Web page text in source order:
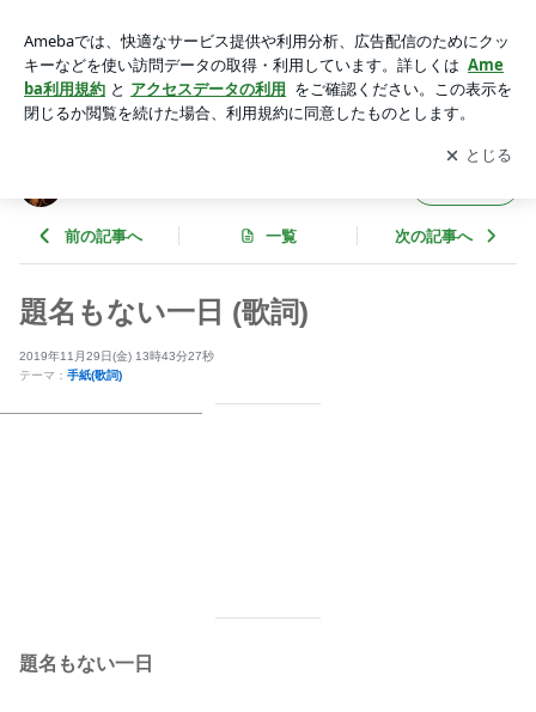
OOK」Powered by Ameba
アプリをダウンロードして ブログの更新通知
を受け取りまし
ょう。
開く
前の記事へ 一覧 次の記事へ
題名もない一日 (歌詞)
2019年11月29日(金) 13時43分27秒
テーマ： 手紙(歌詞)
題名もない一日